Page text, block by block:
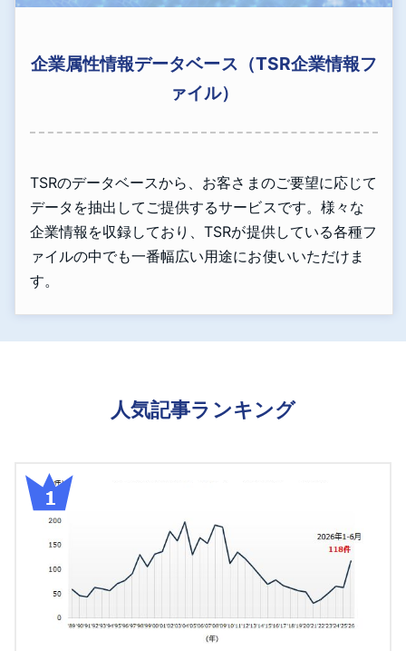
企業属性情報データベース（TSR企業情報フ
ァイル）
TSRのデータベースから、お客さまのご要望に応じて
データを抽出してご提供するサービスです。様々な
企業情報を収録しており、TSRが提供している各種フ
ァイルの中でも一番幅広い用途にお使いいただけま
す。
人気記事ランキング